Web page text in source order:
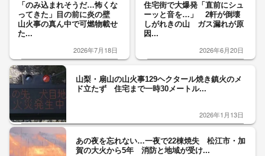
「のみ込まれそうだ…怖くな
ってきた」目の前に炎の壁
山火事の真ん中で可燃物載せ
た...
2026年7月18日
住宅街で大爆発「直前にシュ
ーッと音を…」 2軒が倒壊
しがれきの山 ガス漏れが原
因...
2026年6月20日
山梨・扇山の山火事129ヘクタール焼き鎮火のメ
ド立たず 住宅まで一時30メートル...
2026年1月13日
あの夜を忘れない…一夜で22棟焼失 松江市・加
賀の大火から5年 消防と地域が受け...